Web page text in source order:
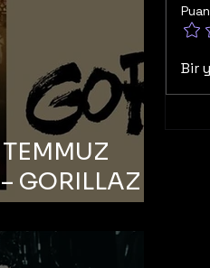
Bir
GORILLAZ –
Bonus